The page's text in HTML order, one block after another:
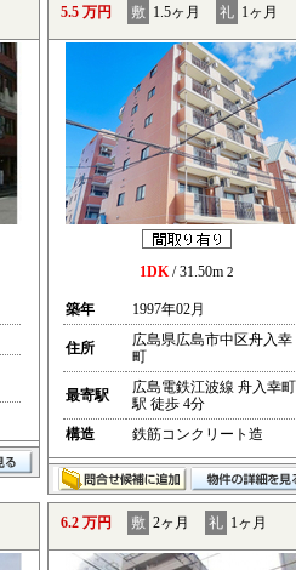
5.5 万円 敷 1.5ヶ月 礼 1ヶ月
1DK/ 31.50m 2
築年 1997年02月
住所
広島県広島市中区舟入幸
町
最寄駅
広島電鉄江波線 舟入幸町
駅 徒歩 4分
構造
鉄筋コンクリート造
6.2 万円 敷 2ヶ月 礼 1ヶ月